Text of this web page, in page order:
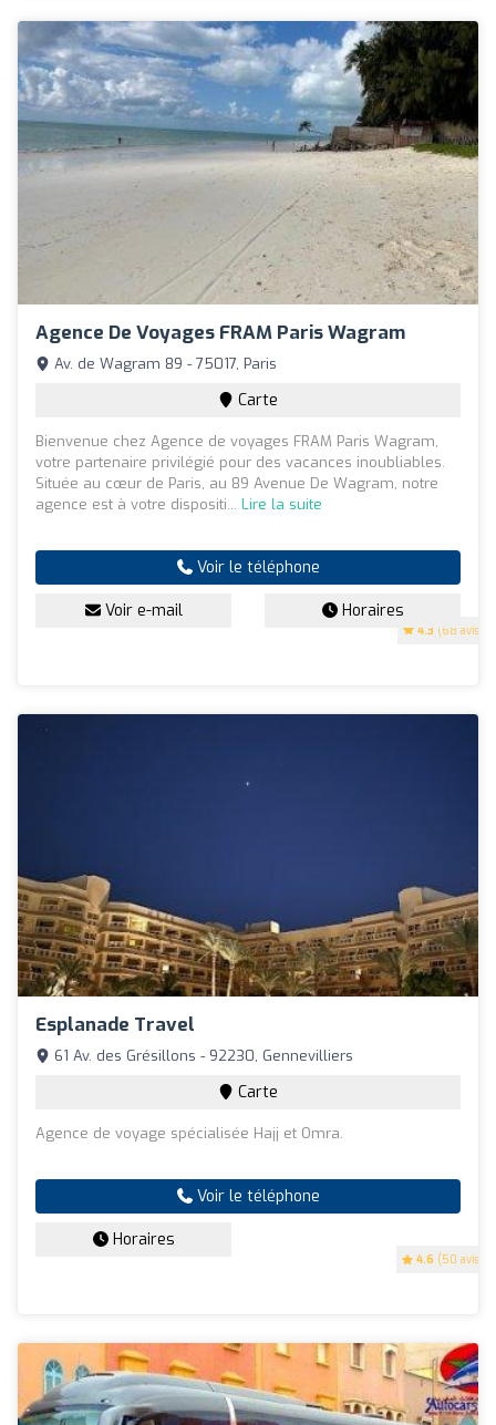
Agence De Voyages FRAM Paris Wagram
4.3 (68 avis)
Av. de Wagram 89 - 75017, Paris
Carte
Bienvenue chez Agence de voyages FRAM Paris Wagram,
votre partenaire privilégié pour des vacances inoubliables.
Située au cœur de Paris, au 89 Avenue De Wagram, notre
agence est à votre dispositi... Lire la suite
Voir le téléphone
Voir e-mail Horaires
Esplanade Travel
4.6 (50 avis)
61 Av. des Grésillons - 92230, Gennevilliers
Carte
Agence de voyage spécialisée Hajj et Omra.
Voir le téléphone
Horaires